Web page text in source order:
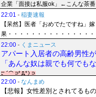
企業「面接は私服ok」←こんな茶番
22:01 - 稲妻速報
【呆然】医者「おめでたですね」
果・・・・・・・・・・・・・・・
22:00 - くまニュース
アパート入居者の高齢男性
「あんな奴は親でも何でも
22:00 - なんまめ
【悲報】女性差別とされてるも